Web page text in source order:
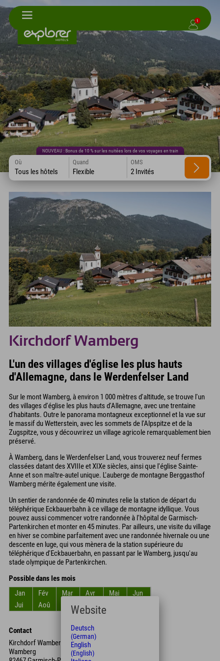
1
NOUVEAU : Bonus de 10 % sur les nuitées lors de vos voyages en train
Où
Tous les hôtels
Quand
Flexible
OMS
2 Invités
Kirchdorf Wamberg
L'un des villages d'église les plus hauts
d'Allemagne, dans le Werdenfelser Land
Sur le mont Wamberg, à environ 1 000 mètres d'altitude, se trouve l'un
des villages d'église les plus hauts d'Allemagne, avec une trentaine
d'habitants. Outre le panorama montagneux exceptionnel et la vue sur
le massif du Wetterstein, avec les sommets de l'Alpspitze et de la
Zugspitze, vous y découvrirez un village agricole remarquablement bien
préservé.
À Wamberg, dans le Werdenfelser Land, vous trouverez neuf fermes
classées datant des XVIIIe et XIXe siècles, ainsi que l'église Sainte-
Anne et son maître-autel unique. L'auberge de montagne Berggasthof
Wamberg mérite également une visite.
Un sentier de randonnée de 40 minutes relie la station de départ du
téléphérique Eckbauerbahn à ce village de montagne idyllique. Vous
pouvez aussi commencer votre randonnée à l'hôpital de Garmisch-
Partenkirchen et monter en 45 minutes. Par ailleurs, une visite du village
en hiver se combine parfaitement avec une randonnée hivernale ou une
descente en luge, qui vous mènera de la station supérieure du
téléphérique d'Eckbauerbahn, en passant par le Wamberg, jusqu'au
stade olympique de Partenkirchen.
Possible dans les mois
Jan
Fév Mar Avr Mai
Jun
Jui
Aoû Sep Oct
Contact
Kirchdorf Wamberg
Wamberg
Website
Deutsch
(German)
English
(English)